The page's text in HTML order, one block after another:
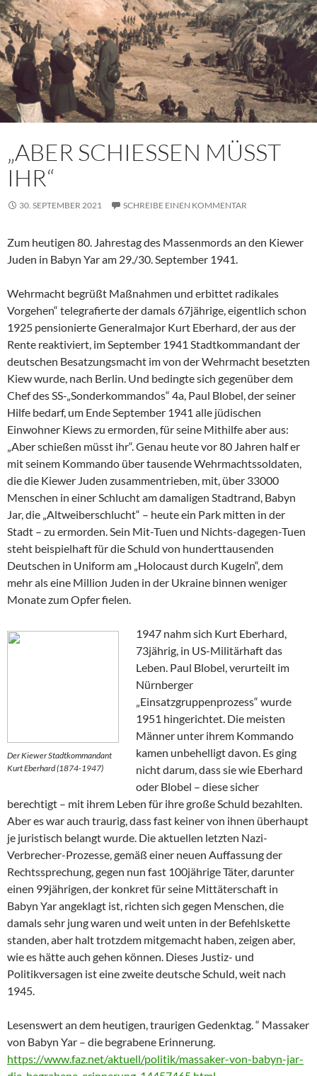
„ABER SCHIESSEN MÜSST
IHR“
30. SEPTEMBER 2021 SCHREIBE EINEN KOMMENTAR
Zum heutigen 80. Jahrestag des Massenmords an den Kiewer
Juden in Babyn Yar am 29./30. September 1941.
Wehrmacht begrüßt Maßnahmen und erbittet radikales
Vorgehen“ telegrafierte der damals 67jährige, eigentlich schon
1925 pensionierte Generalmajor Kurt Eberhard, der aus der
Rente reaktiviert, im September 1941 Stadtkommandant der
deutschen Besatzungsmacht im von der Wehrmacht besetzten
Kiew wurde, nach Berlin. Und bedingte sich gegenüber dem
Chef des SS-„Sonderkommandos“ 4a, Paul Blobel, der seiner
Hilfe bedarf, um Ende September 1941 alle jüdischen
Einwohner Kiews zu ermorden, für seine Mithilfe aber aus:
„Aber schießen müsst ihr“. Genau heute vor 80 Jahren half er
mit seinem Kommando über tausende Wehrmachtssoldaten,
die die Kiewer Juden zusammentrieben, mit, über 33000
Menschen in einer Schlucht am damaligen Stadtrand, Babyn
Jar, die „Altweiberschlucht“ – heute ein Park mitten in der
Stadt – zu ermorden. Sein Mit-Tuen und Nichts-dagegen-Tuen
steht beispielhaft für die Schuld von hunderttausenden
Deutschen in Uniform am „Holocaust durch Kugeln“, dem
mehr als eine Million Juden in der Ukraine binnen weniger
Monate zum Opfer fielen.
Der Kiewer Stadtkommandant
Kurt Eberhard (1874-1947)
1947 nahm sich Kurt Eberhard,
73jährig, in US-Militärhaft das
Leben. Paul Blobel, verurteilt im
Nürnberger
„Einsatzgruppenprozess“ wurde
1951 hingerichtet. Die meisten
Männer unter ihrem Kommando
kamen unbehelligt davon. Es ging
nicht darum, dass sie wie Eberhard
oder Blobel – diese sicher
berechtigt – mit ihrem Leben für ihre große Schuld bezahlten.
Aber es war auch traurig, dass fast keiner von ihnen überhaupt
je juristisch belangt wurde. Die aktuellen letzten Nazi-
Verbrecher-Prozesse, gemäß einer neuen Auffassung der
Rechtssprechung, gegen nun fast 100jährige Täter, darunter
einen 99jährigen, der konkret für seine Mittäterschaft in
Babyn Yar angeklagt ist, richten sich gegen Menschen, die
damals sehr jung waren und weit unten in der Befehlskette
standen, aber halt trotzdem mitgemacht haben, zeigen aber,
wie es hätte auch gehen können. Dieses Justiz- und
Politikversagen ist eine zweite deutsche Schuld, weit nach
1945.
Lesenswert an dem heutigen, traurigen Gedenktag. “ Massaker
von Babyn Yar – die begrabene Erinnerung.
https://www.faz.net/aktuell/politik/massaker-von-babyn-jar-